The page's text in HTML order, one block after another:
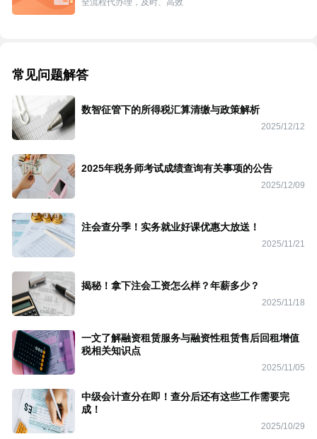
全流程代办理，及时、高效
常见问题解答
数智征管下的所得税汇算清缴与政策解析
2025/12/12
2025年税务师考试成绩查询有关事项的公告
2025/12/09
注会查分季！实务就业好课优惠大放送！
2025/11/21
揭秘！拿下注会工资怎么样？年薪多少？
2025/11/18
一文了解融资租赁服务与融资性租赁售后回租增值
税相关知识点
2025/11/05
中级会计查分在即！查分后还有这些工作需要完
成！
2025/10/29